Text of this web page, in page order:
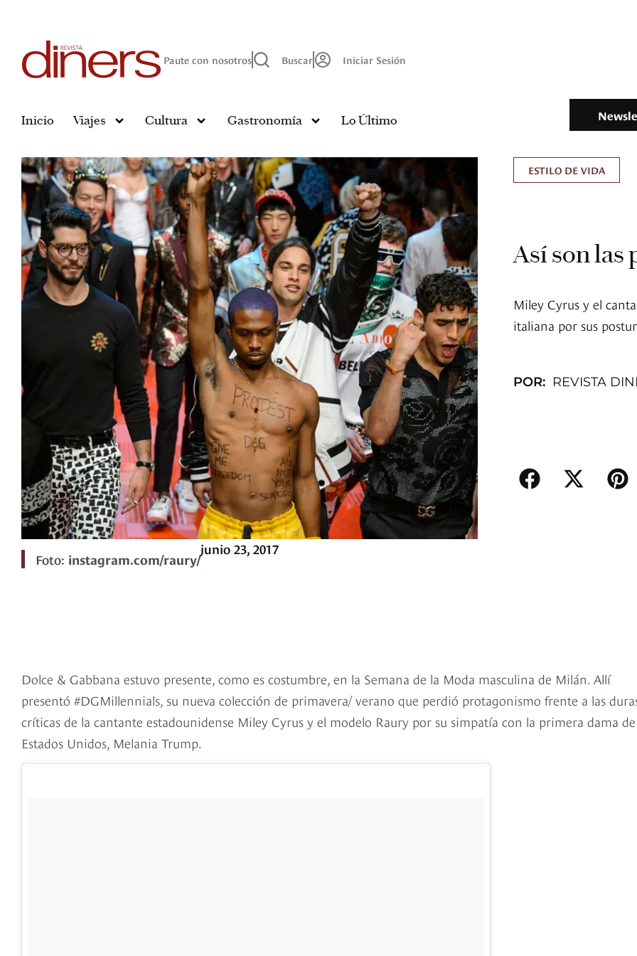
Paute con nosotros Buscar Iniciar Sesión
Inicio Viajes Cultura Gastronomía Lo Último
Foto: instagram.com/raury/
junio 23, 2017
ESTILO DE VIDA
Así son las
Miley Cyrus y el
italiana por sus
POR: REVISTA
Dolce & Gabbana estuvo presente, como es costumbre, en la Semana de la Moda masculina de Milán. Allí
presentó #DGMillennials, su nueva colección de primavera/ verano que perdió protagonismo frente a las
críticas de la cantante estadounidense Miley Cyrus y el modelo Raury por su simpatía con la primera dama
Estados Unidos, Melania Trump.